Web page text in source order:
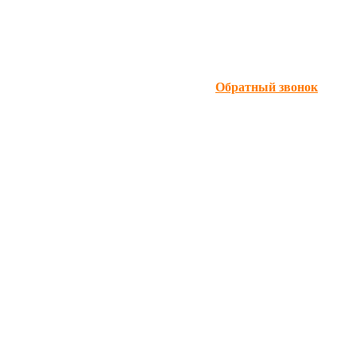
Обратный звонок